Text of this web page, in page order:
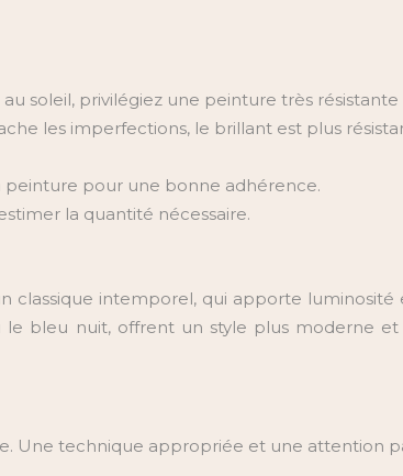
soleil, privilégiez une peinture très résistante
les imperfections, le brillant est plus
peinture pour une bonne adhérence.
la quantité nécessaire.
intemporel, qui apporte
bleu nuit, offrent un style plus moderne et
Une technique appropriée et une attention